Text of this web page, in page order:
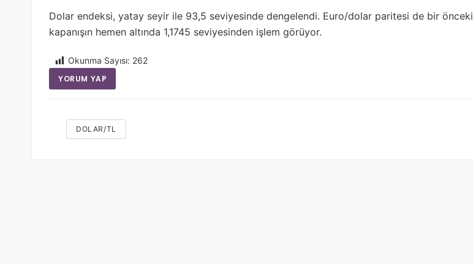
Dolar endeksi, yatay seyir ile 93,5 seviyesinde dengelendi. Euro/dolar paritesi de bir önceki
kapanışın hemen altında 1,1745 seviyesinden işlem görüyor.
Okunma Sayısı: 262
YORUM YAP
DOLAR/TL